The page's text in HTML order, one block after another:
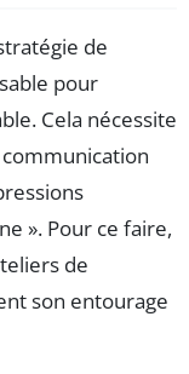
de
pour
Cela nécessite
communication
». Pour ce faire,
de
son entourage